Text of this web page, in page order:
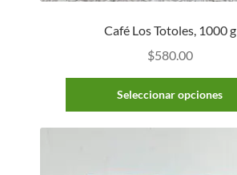
Café Los Totoles, 1000 g
$580.00
Seleccionar opciones